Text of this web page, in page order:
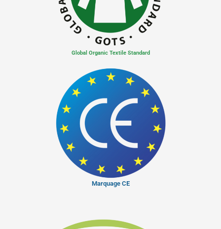
Global Organic Textile Standard
Marquage CE